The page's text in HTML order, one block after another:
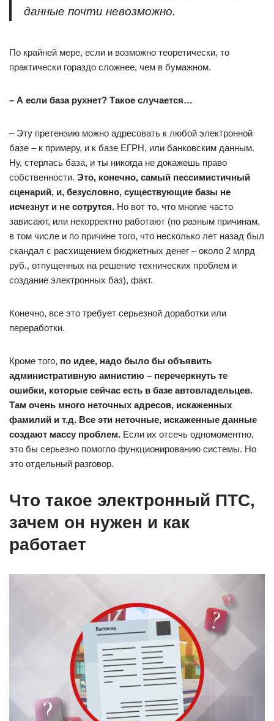
данные почти невозможно.
По крайней мере, если и возможно теоретически, то
практически гораздо сложнее, чем в бумажном.
– А если база рухнет? Такое случается…
– Эту претензию можно адресовать к любой электронной
базе – к примеру, и к базе ЕГРН, или банковским данным.
Ну, стерлась база, и ты никогда не докажешь право
собственности. Это, конечно, самый пессимистичный
сценарий, и, безусловно, существующие базы не
исчезнут и не сотрутся. Но вот то, что многие часто
зависают, или некорректно работают (по разным причинам,
в том числе и по причине того, что несколько лет назад был
скандал с расхищением бюджетных денег – около 2 млрд
руб., отпущенных на решение технических проблем и
создание электронных баз), факт.
Конечно, все это требует серьезной доработки или
переработки.
Кроме того, по идее, надо было бы объявить
административную амнистию – перечеркнуть те
ошибки, которые сейчас есть в базе автовладельцев.
Там очень много неточных адресов, искаженных
фамилий и т.д. Все эти неточные, искаженные данные
создают массу проблем. Если их отсечь одномоментно,
это бы серьезно помогло функционированию системы. Но
это отдельный разговор.
Что такое электронный ПТС,
зачем он нужен и как
работает